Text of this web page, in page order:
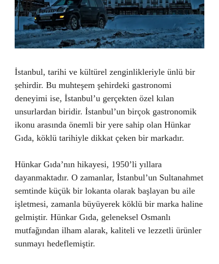
İstanbul, tarihi ve kültürel zenginlikleriyle ünlü bir
şehirdir. Bu muhteşem şehirdeki gastronomi
deneyimi ise, İstanbul’u gerçekten özel kılan
unsurlardan biridir. İstanbul’un birçok gastronomik
ikonu arasında önemli bir yere sahip olan Hünkar
Gıda, köklü tarihiyle dikkat çeken bir markadır.
Hünkar Gıda’nın hikayesi, 1950’li yıllara
dayanmaktadır. O zamanlar, İstanbul’un Sultanahmet
semtinde küçük bir lokanta olarak başlayan bu aile
işletmesi, zamanla büyüyerek köklü bir marka haline
gelmiştir. Hünkar Gıda, geleneksel Osmanlı
mutfağından ilham alarak, kaliteli ve lezzetli ürünler
sunmayı hedeflemiştir.